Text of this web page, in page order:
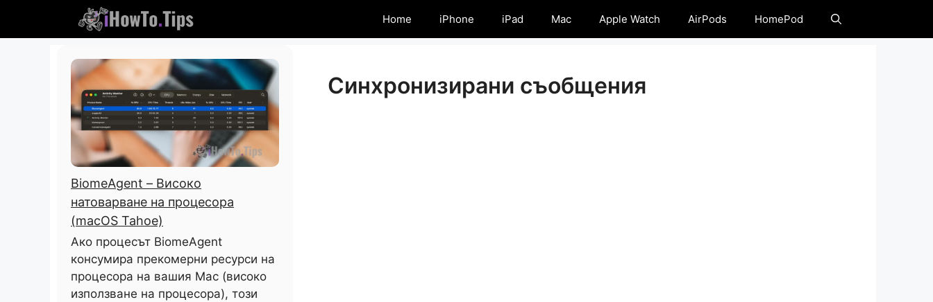
съдържание
Home iPhone iPad Mac Apple Watch AirPods HomePod
Синхронизирани съобщения
BiomeAgent – ​​Високо
натоварване на процесора
(macOS Tahoe)
Ако процесът BiomeAgent
консумира прекомерни ресурси на
процесора на вашия Mac (високо
използване на процесора), този